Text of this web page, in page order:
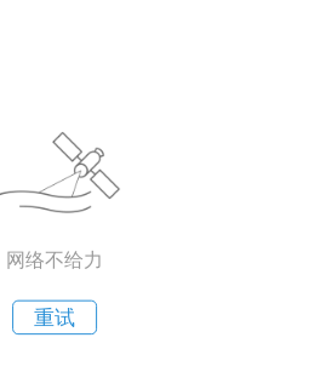
网络不给力
重试